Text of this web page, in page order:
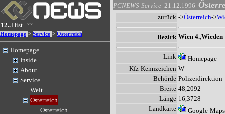
12..Hist..??..
Homepage > Service > Österreich
Homepage
Inside
About
Service
Welt
Österreich
Österreich
PCNEWS-Service 21.12.1996
zurück ->Österreich->
Bezirk Wien 4.,Wieden
Link
Homepage
Kfz-Kennzeichen W
Behörde Polizeidirektion
Breite 48,2092
Länge 16,3728
Landkarte
Google-Maps